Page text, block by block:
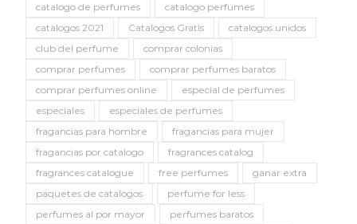
catalogo de perfumes
catalogo perfumes
catalogos 2021
Catalogos Gratis
catalogos unidos
club del perfume
comprar colonias
comprar perfumes
comprar perfumes baratos
comprar perfumes online
especial de perfumes
especiales
especiales de perfumes
fragancias para hombre
fragancias para mujer
fragancias por catalogo
fragrances catalog
fragrances catalogue
free perfumes
ganar extra
paquetes de catalogos
perfume for less
perfumes al por mayor
perfumes baratos